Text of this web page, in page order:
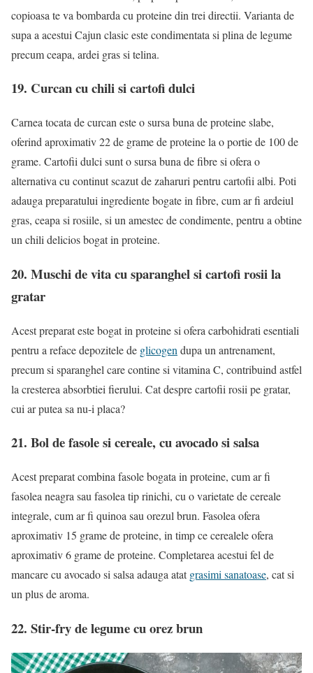
copioasa te va bombarda cu proteine din trei directii. Varianta de
supa a acestui Cajun clasic este condimentata si plina de legume
precum ceapa, ardei gras si telina.
19. Curcan cu chili si cartofi dulci
Carnea tocata de curcan este o sursa buna de proteine slabe,
oferind aproximativ 22 de grame de proteine la o portie de 100 de
grame. Cartofii dulci sunt o sursa buna de fibre si ofera o
alternativa cu continut scazut de zaharuri pentru cartofii albi. Poti
adauga preparatului ingrediente bogate in fibre, cum ar fi ardeiul
gras, ceapa si rosiile, si un amestec de condimente, pentru a obtine
un chili delicios bogat in proteine.
20. Muschi de vita cu sparanghel si cartofi rosii la
gratar
Acest preparat este bogat in proteine si ofera carbohidrati esentiali
pentru a reface depozitele de glicogen dupa un antrenament,
precum si sparanghel care contine si vitamina C, contribuind astfel
la cresterea absorbtiei fierului. Cat despre cartofii rosii pe gratar,
cui ar putea sa nu-i placa?
21. Bol de fasole si cereale, cu avocado si salsa
Acest preparat combina fasole bogata in proteine, cum ar fi
fasolea neagra sau fasolea tip rinichi, cu o varietate de cereale
integrale, cum ar fi quinoa sau orezul brun. Fasolea ofera
aproximativ 15 grame de proteine, in timp ce cerealele ofera
aproximativ 6 grame de proteine. Completarea acestui fel de
mancare cu avocado si salsa adauga atatgrasimi sanatoase, cat si
un plus de aroma.
22. Stir-fry de legume cu orez brun